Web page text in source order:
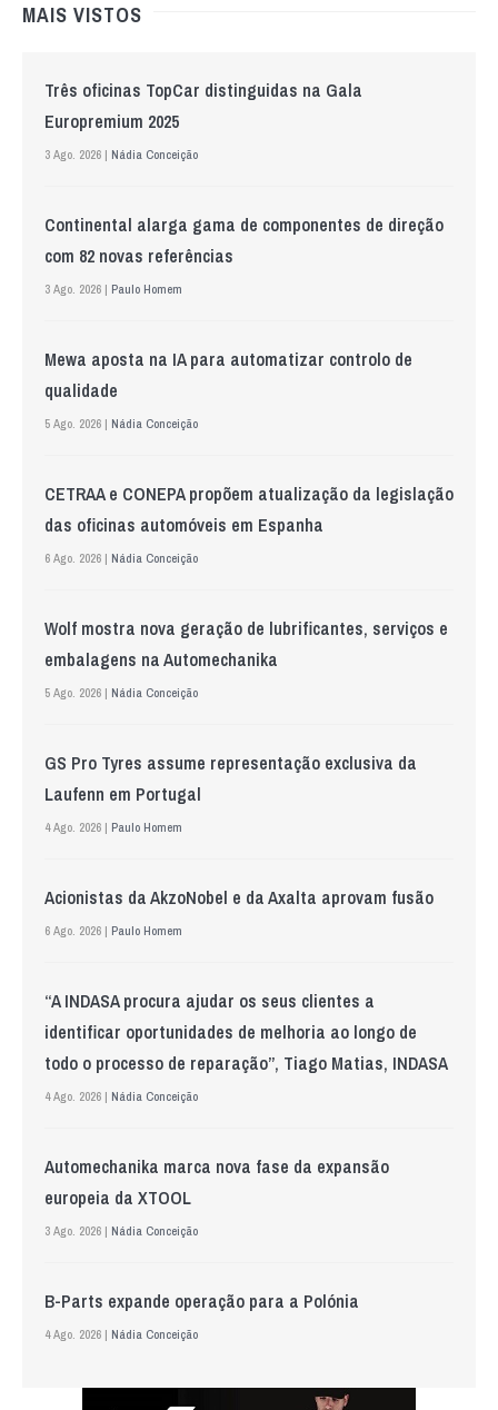
MAIS VISTOS
Três oficinas TopCar distinguidas na Gala
Europremium 2025
3 Ago. 2026 | Nádia Conceição
Continental alarga gama de componentes de direção
com 82 novas referências
3 Ago. 2026 | Paulo Homem
Mewa aposta na IA para automatizar controlo de
qualidade
5 Ago. 2026 | Nádia Conceição
CETRAA e CONEPA propõem atualização da legislação
das oficinas automóveis em Espanha
6 Ago. 2026 | Nádia Conceição
Wolf mostra nova geração de lubrificantes, serviços e
embalagens na Automechanika
5 Ago. 2026 | Nádia Conceição
GS Pro Tyres assume representação exclusiva da
Laufenn em Portugal
4 Ago. 2026 | Paulo Homem
Acionistas da AkzoNobel e da Axalta aprovam fusão
6 Ago. 2026 | Paulo Homem
“A INDASA procura ajudar os seus clientes a
identificar oportunidades de melhoria ao longo de
todo o processo de reparação”, Tiago Matias, INDASA
4 Ago. 2026 | Nádia Conceição
Automechanika marca nova fase da expansão
europeia da XTOOL
3 Ago. 2026 | Nádia Conceição
B-Parts expande operação para a Polónia
4 Ago. 2026 | Nádia Conceição